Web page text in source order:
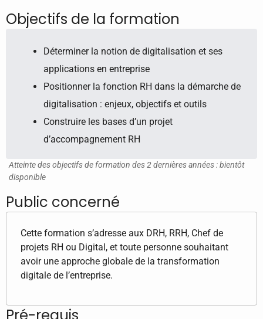
Objectifs de la formation
Déterminer la notion de digitalisation et ses
applications en entreprise
Positionner la fonction RH dans la démarche de
digitalisation : enjeux, objectifs et outils
Construire les bases d’un projet
d’accompagnement RH
Atteinte des objectifs de formation des 2 dernières années : bientôt
disponible
Public concerné
Cette formation s’adresse aux DRH, RRH, Chef de
projets RH ou Digital, et toute personne souhaitant
avoir une approche globale de la transformation
digitale de l’entreprise.